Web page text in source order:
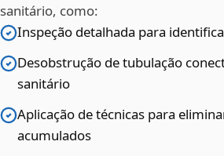
sanitário, como:
Inspeção detalhada para
Desobstrução de tubulação
sanitário
Aplicação de técnicas para
acumulados